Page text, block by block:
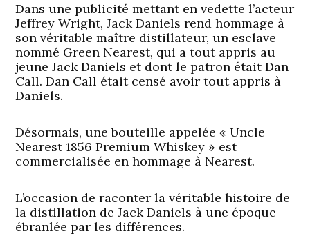
Dans une publicité mettant en vedette l’acteur
Jeffrey Wright, Jack Daniels rend hommage à
son véritable maître distillateur, un esclave
nommé Green Nearest, qui a tout appris au
jeune Jack Daniels et dont le patron était Dan
Call. Dan Call était censé avoir tout appris à
Daniels.
Désormais, une bouteille appelée « Uncle
Nearest 1856 Premium Whiskey » est
commercialisée en hommage à Nearest.
L’occasion de raconter la véritable histoire de
la distillation de Jack Daniels à une époque
ébranlée par les différences.